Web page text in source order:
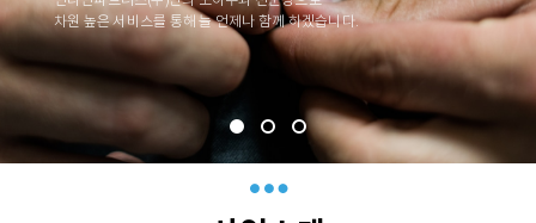
차원 높은 서비스를 통해 늘 언제나 함께 하겠습니다.